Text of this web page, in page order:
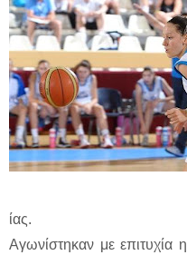
ίας.
Αγωνίστηκαν με επιτυχία η